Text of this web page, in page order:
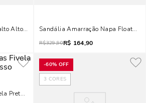
Alto Fino PretaSandália Amarração Napa Floater
R$329,90R$ 164,90
Preta Salto Grosso
-60% OFF
3 CORES